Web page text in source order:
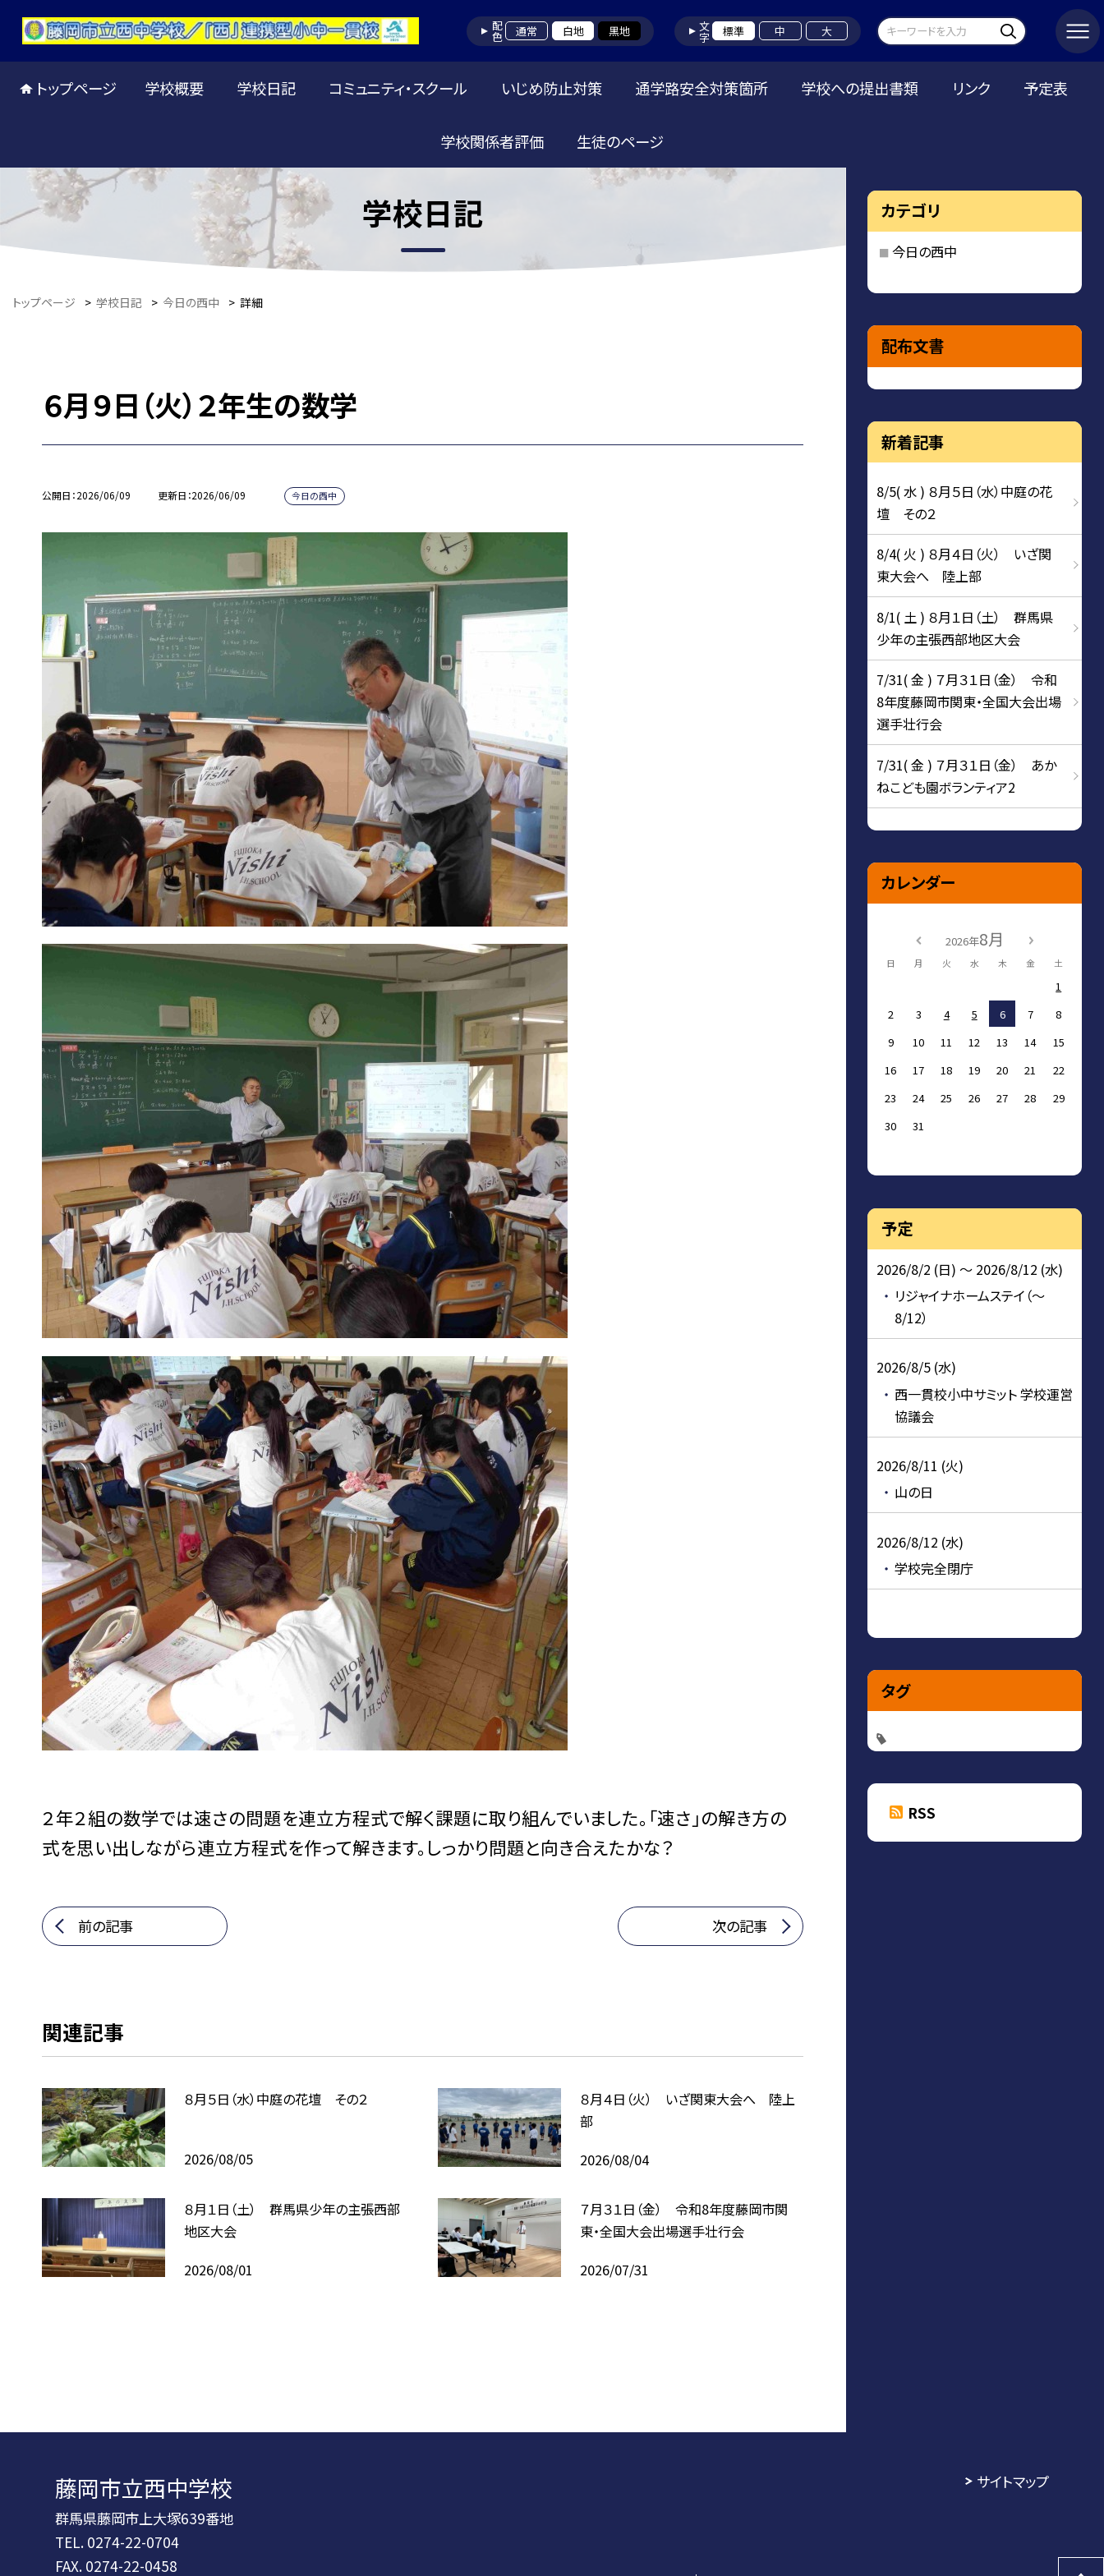
配色 通常 白地 黒地 文字 標準 中 大
トップページ 学校概要 学校日記 コミュニティ・スクール いじめ防止対策 通学路安全対策箇所 学校への提出書類 リンク 予定表
学校関係者評価 生徒のページ
学校日記
トップページ > 学校日記 > 今日の西中 > 詳細
６月９日（火）２年生の数学
公開日 2026/06/09 更新日 2026/06/09 今日の西中
２年２組の数学では速さの問題を連立方程式で解く課題に取り組んでいました。「速さ」の解き方の
式を思い出しながら連立方程式を作って解きます。しっかり問題と向き合えたかな？
前の記事 次の記事
関連記事
８月５日（水）中庭の花壇 その２
2026/08/05
８月４日（火） いざ関東大会へ 陸上
部
2026/08/04
８月１日（土） 群馬県少年の主張西部
地区大会
2026/08/01
７月３１日（金） 令和8年度藤岡市関
東・全国大会出場選手壮行会
2026/07/31
カテゴリ
今日の西中
配布文書
新着記事
8/5( 水 ) ８月５日（水）中庭の花
壇 その２
8/4( 火 ) ８月４日（火） いざ関
東大会へ 陸上部
8/1( 土 ) ８月１日（土） 群馬県
少年の主張西部地区大会
7/31( 金 ) ７月３１日（金） 令和
8年度藤岡市関東・全国大会出場
選手壮行会
7/31( 金 ) ７月３１日（金） あか
ねこども園ボランティア2
カレンダー
2026年8月
日 月 火 水 木 金 土
1
2
3 4 5 6 7
8
9
10 11 12 13 14
15
16
17 18 19 20 21
22
23
24 25 26 27 28
29
30
31
予定
2026/8/2 (日) ～ 2026/8/12 (水)
リジャイナホームステイ（～
8/12）
2026/8/5 (水)
西一貫校小中サミット 学校運営
協議会
2026/8/11 (火)
山の日
2026/8/12 (水)
学校完全閉庁
タグ
RSS
藤岡市立西中学校
群馬県藤岡市上大塚639番地
TEL. 0274-22-0704
FAX. 0274-22-0458
サイトマップ